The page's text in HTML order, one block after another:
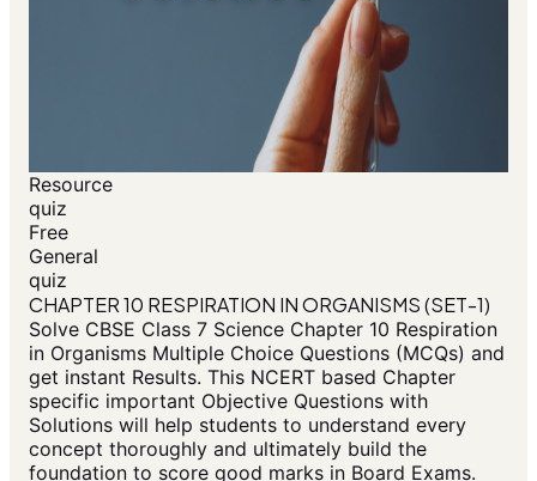
Resource
quiz
Free
General
quiz
CHAPTER 10 RESPIRATION IN ORGANISMS (SET-1)
Solve CBSE Class 7 Science Chapter 10 Respiration
in Organisms Multiple Choice Questions (MCQs) and
get instant Results. This NCERT based Chapter
specific important Objective Questions with
Solutions will help students to understand every
concept thoroughly and ultimately build the
foundation to score good marks in Board Exams.